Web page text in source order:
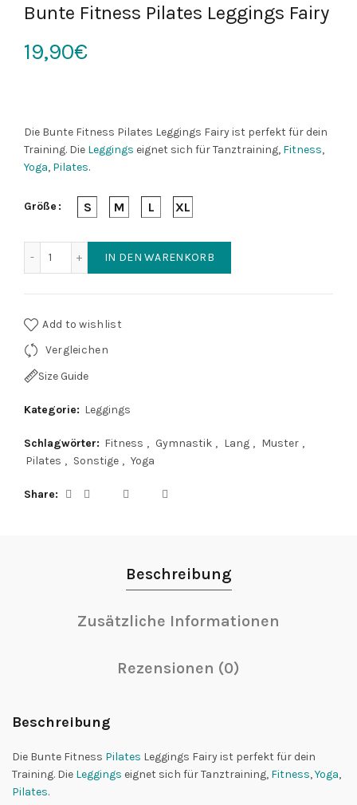
Bunte Fitness Pilates Leggings Fairy
19,90€
Die Bunte Fitness Pilates Leggings Fairy ist perfekt für dein
Training. Die Leggings eignet sich für Tanztraining, Fitness,
Yoga, Pilates.
Größe S M L XL
IN DEN WARENKORB
Add to wishlist
Vergleichen
Size Guide
Kategorie: Leggings
Schlagwörter: Fitness , Gymnastik , Lang , Muster ,
Pilates , Sonstige , Yoga
Share
Beschreibung
Zusätzliche Informationen
Rezensionen (0)
Beschreibung
Die Bunte Fitness Pilates Leggings Fairy ist perfekt für dein
Training. Die Leggings eignet sich für Tanztraining, Fitness,Yoga,
Pilates.